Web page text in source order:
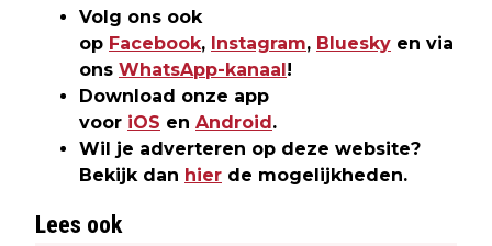
Volg ons ook
op Facebook, Instagram, Bluesky en via
ons WhatsApp-kanaal!
Download onze app
voor iOS en Android.
Wil je adverteren op deze website?
Bekijk dan hier de mogelijkheden.
Lees ook